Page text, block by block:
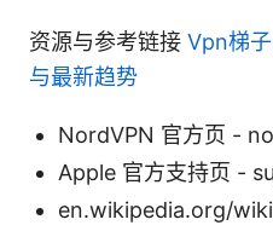
资源与参考链接 Vpn梯
与最新趋势
NordVPN 官方页 -
Apple 官方支持页 -
en.wikipedia.org/